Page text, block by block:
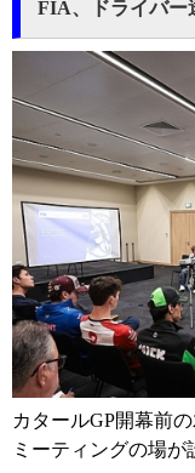
FIA、ドライバー
カタールGP開幕前
ミーティングの場が